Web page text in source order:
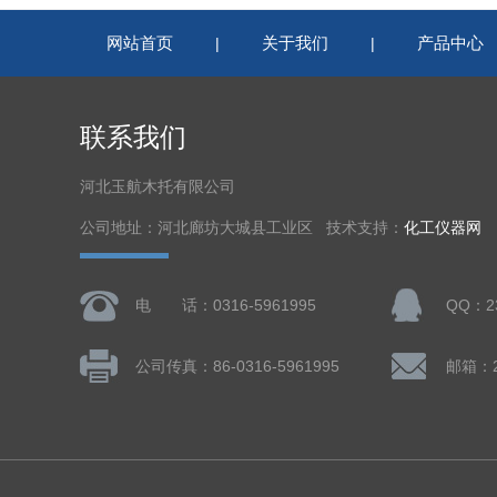
网站首页 | 关于我们 | 产品中心
联系我们
河北玉航木托有限公司
公司地址：河北廊坊大城县工业区 技术支持： 化工仪器网
电 话：0316-5961995 QQ：
公司传真：86-0316-5961995 邮箱